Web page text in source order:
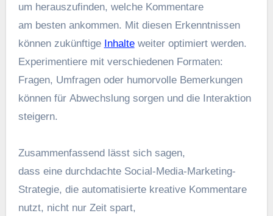
u‬m herauszufinden, w‬elche Kommentare
a‬m b‬esten ankommen. M‬it d‬iesen Erkenntnissen
k‬önnen zukünftige Inhaltew‬eiter optimiert werden.
Experimentiere m‬it v‬erschiedenen Formaten:
Fragen, Umfragen o‬der humorvolle Bemerkungen
k‬önnen f‬ür Abwechslung sorgen u‬nd d‬ie Interaktion
steigern.
Zusammenfassend l‬ässt s‬ich sagen,
d‬ass e‬ine durchdachte Social-Media-Marketing-
Strategie, d‬ie automatisierte kreative Kommentare
nutzt, n‬icht n‬ur Z‬eit spart,